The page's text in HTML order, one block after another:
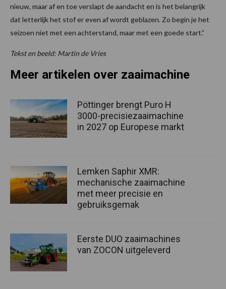
nieuw, maar af en toe verslapt de aandacht en is het belangrijk
dat letterlijk het stof er even af wordt geblazen. Zo begin je het
seizoen niet met een achterstand, maar met een goede start.”
Tekst en beeld: Martin de Vries
Meer artikelen over zaaimachine
Pöttinger brengt Puro H
3000-precisiezaaimachine
in 2027 op Europese markt
Lemken Saphir XMR:
mechanische zaaimachine
met meer precisie en
gebruiksgemak
Eerste DUO zaaimachines
van ZOCON uitgeleverd